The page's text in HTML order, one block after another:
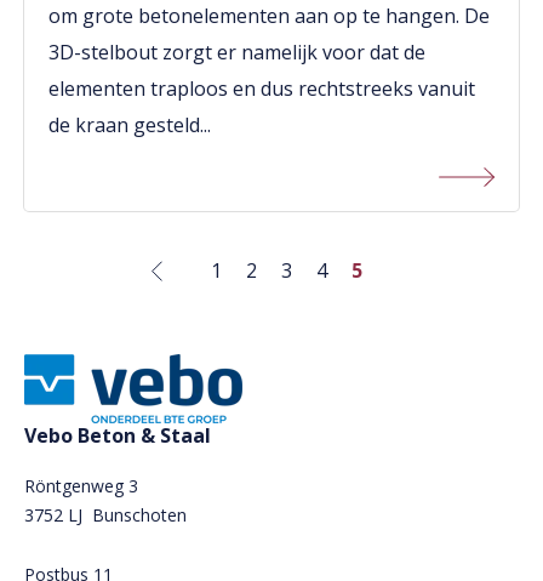
om grote betonelementen aan op te hangen. De
3D-stelbout zorgt er namelijk voor dat de
elementen traploos en dus rechtstreeks vanuit
de kraan gesteld...
1 2 3 4 5
Vebo Beton & Staal
Röntgenweg 3
3752 LJ Bunschoten
Postbus 11